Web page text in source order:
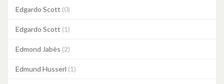
Edgardo Scott (0)
Edgardo Scott (1)
Edmond Jabès (2)
Edmund Husserl (1)